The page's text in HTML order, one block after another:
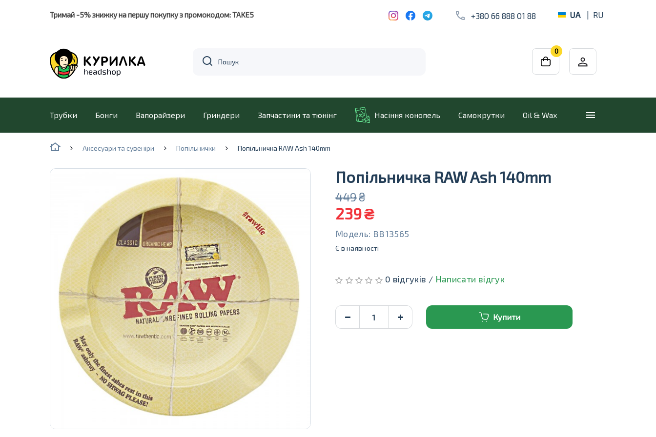
Тримай -5% знижку на першу покупку з промокодом: TAKE5 +380 66 888 01 88 UA | RU
0
Трубки Бонги Вапорайзери Гриндери Запчастини та тюнінг Насіння конопель Самокрутки Oil & Wax
Аксесуари та сувеніри Попільнички Попільничка RAW Ash 140mm
Попільничка RAW Ash 140mm
449₴
239₴
Модель: BB13565
Є в наявності
0 відгуків / Написати відгук
Купити